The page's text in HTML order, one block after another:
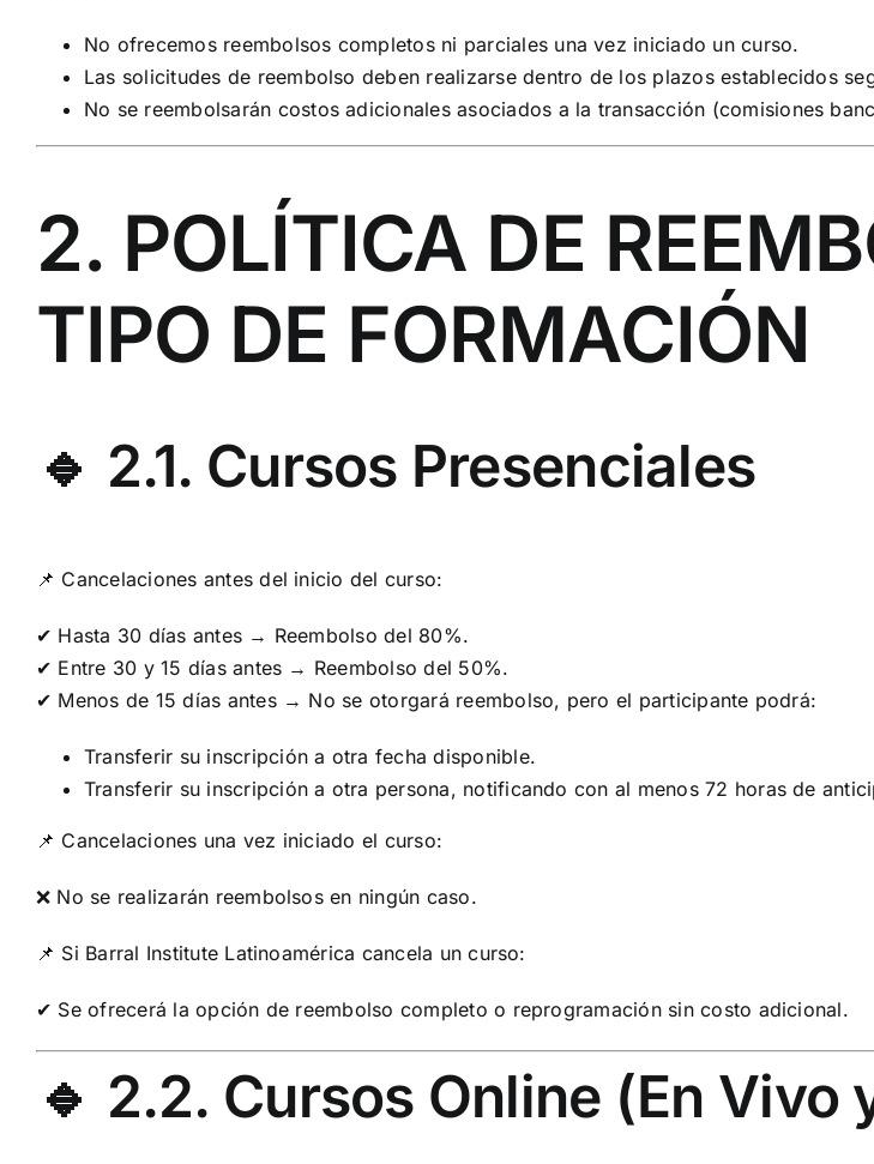
No ofrecemos reembolsos completos ni parciales una vez iniciado un curso.
Las solicitudes de reembolso deben realizarse dentro de los plazos establecidos
No se reembolsarán costos adicionales asociados a la transacción (comisiones
2. POLÍTICA DE
TIPO DE FORMACIÓN
🔹 2.1. Cursos Presenciales
📌 Cancelaciones antes del inicio del curso:
✔ Hasta 30 días antes → Reembolso del 80%.
✔ Entre 30 y 15 días antes → Reembolso del 50%.
✔ Menos de 15 días antes → No se otorgará reembolso, pero el participante podrá:
Transferir su inscripción a otra fecha disponible.
Transferir su inscripción a otra persona, notificando con al menos 72 horas de
📌 Cancelaciones una vez iniciado el curso:
❌ No se realizarán reembolsos en ningún caso.
📌 Si Barral Institute Latinoamérica cancela un curso:
✔ Se ofrecerá la opción de reembolso completo o reprogramación sin costo adicional.
🔹 2.2. Cursos Online (En Vivo